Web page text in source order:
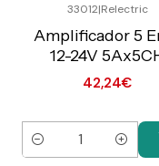
C/IVA
33012|Relectric
Amplificador 5
12-24V
42,24€
Quantidade